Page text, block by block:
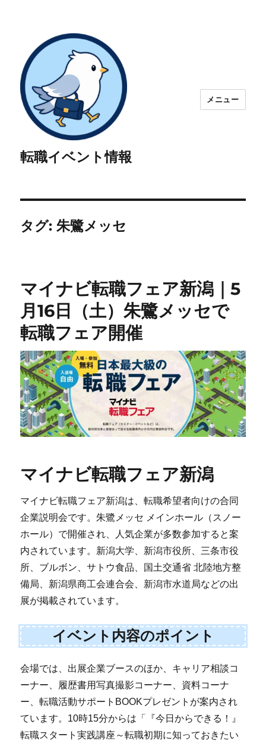
転職イベント情報
メニュー
タグ:朱鷺メッセ
マイナビ転職フェア新潟｜5
月16日（土）朱鷺メッセで
転職フェア開催
マイナビ転職フェア新潟
マイナビ転職フェア新潟は、転職希望者向けの合同
企業説明会です。朱鷺メッセ メインホール（スノー
ホール）で開催され、人気企業が多数参加すると案
内されています。新潟大学、新潟市役所、三条市役
所、ブルボン、サトウ食品、国土交通省 北陸地方整
備局、新潟県商工会連合会、新潟市水道局などの出
展が掲載されています。
イベント内容のポイント
会場では、出展企業ブースのほか、キャリア相談コ
ーナー、履歴書用写真撮影コーナー、資料コーナ
ー、転職活動サポートBOOKプレゼントが案内され
ています。10時15分からは「『今日からできる！』
転職スタート実践講座～転職初期に知っておきたい